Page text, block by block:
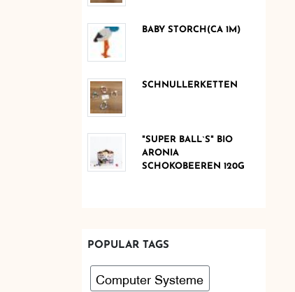
BABY STORCH(CA 1M)
SCHNULLERKETTEN
"SUPER BALL`S" BIO
ARONIA
SCHOKOBEEREN 120G
POPULAR TAGS
Computer Systeme